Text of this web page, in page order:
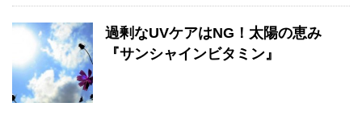
過剰なUVケアはNG！太陽の恵み
『サンシャインビタミン』